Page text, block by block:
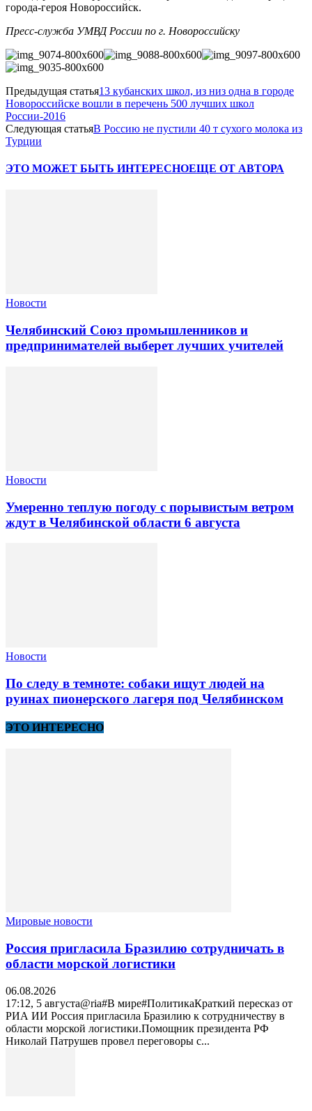
города-героя Новороссийск.
Пресс-служба УМВД России по г. Новороссийску
Предыдущая статья13 кубанских школ, из низ одна в городе
Новороссийске вошли в перечень 500 лучших школ
России-2016
Следующая статьяВ Россию не пустили 40 т сухого молока из
Турции
ЭТО МОЖЕТ БЫТЬ ИНТЕРЕСНОЕЩЕ ОТ АВТОРА
Новости
Челябинский Союз промышленников и
предпринимателей выберет лучших учителей
Новости
Умеренно теплую погоду с порывистым ветром
ждут в Челябинской области 6 августа
Новости
По следу в темноте: собаки ищут людей на
руинах пионерского лагеря под Челябинском
ЭТО ИНТЕРЕСНО
Мировые новости
Россия пригласила Бразилию сотрудничать в
области морской логистики
06.08.2026
17:12, 5 августа@ria#В мире#ПолитикаКраткий пересказ от
РИА ИИ Россия пригласила Бразилию к сотрудничеству в
области морской логистики.Помощник президента РФ
Николай Патрушев провел переговоры с...